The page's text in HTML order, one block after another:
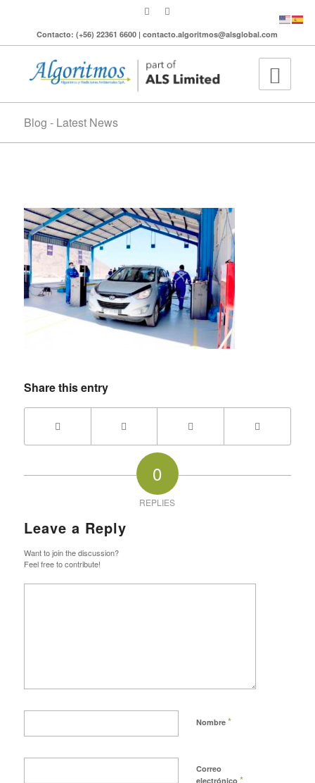
Contacto: (+56) 22361 6600 | contacto.algoritmos@alsglobal.com
Blog - Latest News
Share this entry
0
REPLIES
Leave a Reply
Want to join the discussion?
Feel free to contribute!
Nombre *
Correo
electrónico *